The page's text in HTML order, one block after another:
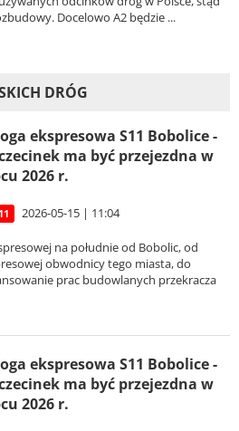
Docelowo A2 będzie ...
DRÓG
ekspresowa S11 Bobolice -
ma być przejezdna w
2026 r.
2026-05-15 | 11:04
na południe od Bobolic, od
obwodnicy tego miasta, do
prac budowlanych przekracza
ekspresowa S11 Bobolice -
ma być przejezdna w
2026 r.